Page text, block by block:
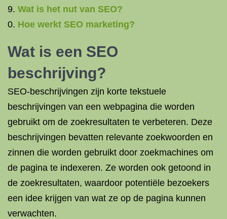
Wat is het nut van SEO?
Hoe werkt SEO marketing?
Wat is een SEO
beschrijving?
SEO-beschrijvingen zijn korte tekstuele
beschrijvingen van een webpagina die worden
gebruikt om de zoekresultaten te verbeteren. Deze
beschrijvingen bevatten relevante zoekwoorden en
zinnen die worden gebruikt door zoekmachines om
de pagina te indexeren. Ze worden ook getoond in
de zoekresultaten, waardoor potentiële bezoekers
een idee krijgen van wat ze op de pagina kunnen
verwachten.